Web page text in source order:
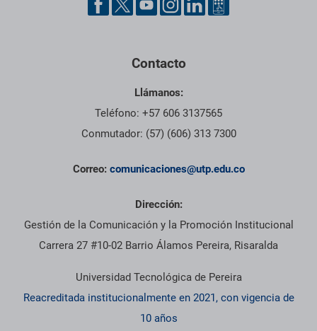
Contacto
Llámanos:
Teléfono: +57 606 3137565
Conmutador: (57) (606) 313 7300
Correo: comunicaciones@utp.edu.co
Dirección:
Gestión de la Comunicación y la Promoción Institucional
Carrera 27 #10-02 Barrio Álamos Pereira, Risaralda
Universidad Tecnológica de Pereira
Reacreditada institucionalmente en 2021, con vigencia de
10 años